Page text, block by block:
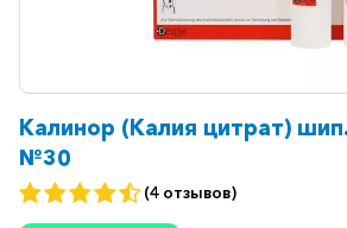
Калинор (Калия цитрат)
№30
(4 отзывов)